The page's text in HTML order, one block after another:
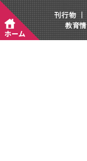
刊行物｜
教育